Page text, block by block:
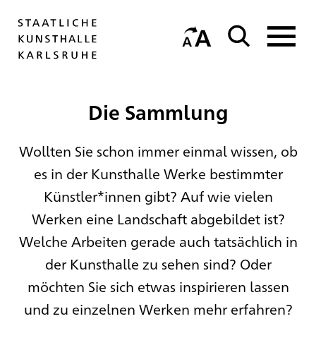
Die Sammlung
Wollten Sie schon immer einmal wissen, ob
es in der Kunsthalle Werke bestimmter
Künstler*innen gibt? Auf wie vielen
Werken eine Landschaft abgebildet ist?
Welche Arbeiten gerade auch tatsächlich in
der Kunsthalle zu sehen sind? Oder
möchten Sie sich etwas inspirieren lassen
und zu einzelnen Werken mehr erfahren?